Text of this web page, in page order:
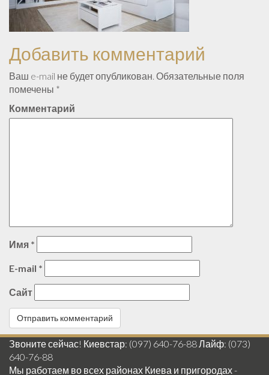
Добавить комментарий
Ваш e-mail не будет опубликован. Обязательные поля
помечены *
Комментарий
Имя *
E-mail *
Сайт
Звоните сейчас! Киевстар: (097) 640-76-88 Лайф: (073)
640-76-88
Мы работаем во всех районах Киева и пригородах -